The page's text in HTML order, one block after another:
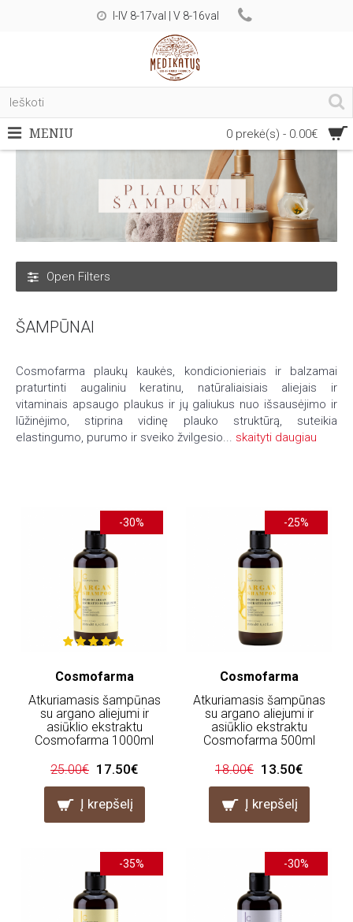
I-IV 8-17val | V 8-16val
0 prekė(s) - 0.00€
MENIU
Open Filters
ŠAMPŪNAI
Cosmofarma plaukų kaukės, kondicionieriais ir balzamai
praturtinti augaliniu keratinu, natūraliaisiais aliejais ir
vitaminais apsaugo plaukus ir jų galiukus nuo išsausėjimo ir
lūžinėjimo, stiprina vidinę plauko struktūrą, suteikia
elastingumo, purumo ir sveiko žvilgesio... skaityti daugiau
-30%
Cosmofarma
Atkuriamasis šampūnas
su argano aliejumi ir
asiūklio ekstraktu
Cosmofarma 1000ml
25.00€ 17.50€
Į krepšelį
-25%
Cosmofarma
Atkuriamasis šampūnas
su argano aliejumi ir
asiūklio ekstraktu
Cosmofarma 500ml
18.00€ 13.50€
Į krepšelį
-35% -30%